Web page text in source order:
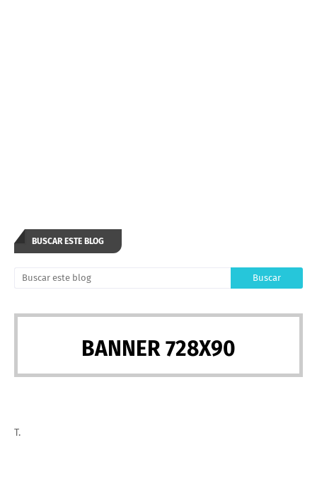
BUSCAR ESTE BLOG
BANNER 728X90
T.